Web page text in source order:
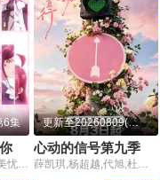
6集
超超超超超喜欢你的100个女朋友第三季
加藤涉,本渡枫,富田美忧,长绳麻理亚,濑户麻沙美,朝井彩加,上坂堇,进藤天音,三森铃子,高桥李依,Lynn,高尾奏音,石原夏织,竹达彩奈,千叶繁,上田祐司
更新至20260809(花絮特辑)
心动的信号第九季
薛凯琪,杨超越,代旭,杜海涛,张纯烨